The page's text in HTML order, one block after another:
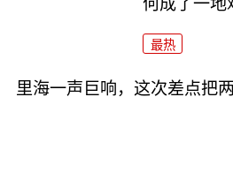
何成了一地
最热
里海一声巨响，这次差点把